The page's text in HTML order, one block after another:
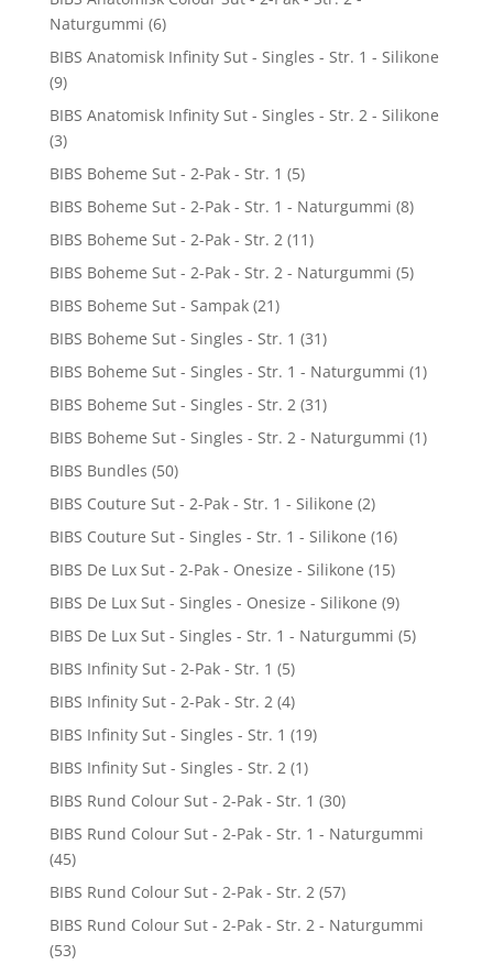
Naturgummi (6)
BIBS Anatomisk Infinity Sut - Singles - Str. 1 - Silikone
(9)
BIBS Anatomisk Infinity Sut - Singles - Str. 2 - Silikone
(3)
BIBS Boheme Sut - 2-Pak - Str. 1 (5)
BIBS Boheme Sut - 2-Pak - Str. 1 - Naturgummi (8)
BIBS Boheme Sut - 2-Pak - Str. 2 (11)
BIBS Boheme Sut - 2-Pak - Str. 2 - Naturgummi (5)
BIBS Boheme Sut - Sampak (21)
BIBS Boheme Sut - Singles - Str. 1 (31)
BIBS Boheme Sut - Singles - Str. 1 - Naturgummi (1)
BIBS Boheme Sut - Singles - Str. 2 (31)
BIBS Boheme Sut - Singles - Str. 2 - Naturgummi (1)
BIBS Bundles (50)
BIBS Couture Sut - 2-Pak - Str. 1 - Silikone (2)
BIBS Couture Sut - Singles - Str. 1 - Silikone (16)
BIBS De Lux Sut - 2-Pak - Onesize - Silikone (15)
BIBS De Lux Sut - Singles - Onesize - Silikone (9)
BIBS De Lux Sut - Singles - Str. 1 - Naturgummi (5)
BIBS Infinity Sut - 2-Pak - Str. 1 (5)
BIBS Infinity Sut - 2-Pak - Str. 2 (4)
BIBS Infinity Sut - Singles - Str. 1 (19)
BIBS Infinity Sut - Singles - Str. 2 (1)
BIBS Rund Colour Sut - 2-Pak - Str. 1 (30)
BIBS Rund Colour Sut - 2-Pak - Str. 1 - Naturgummi
(45)
BIBS Rund Colour Sut - 2-Pak - Str. 2 (57)
BIBS Rund Colour Sut - 2-Pak - Str. 2 - Naturgummi
(53)